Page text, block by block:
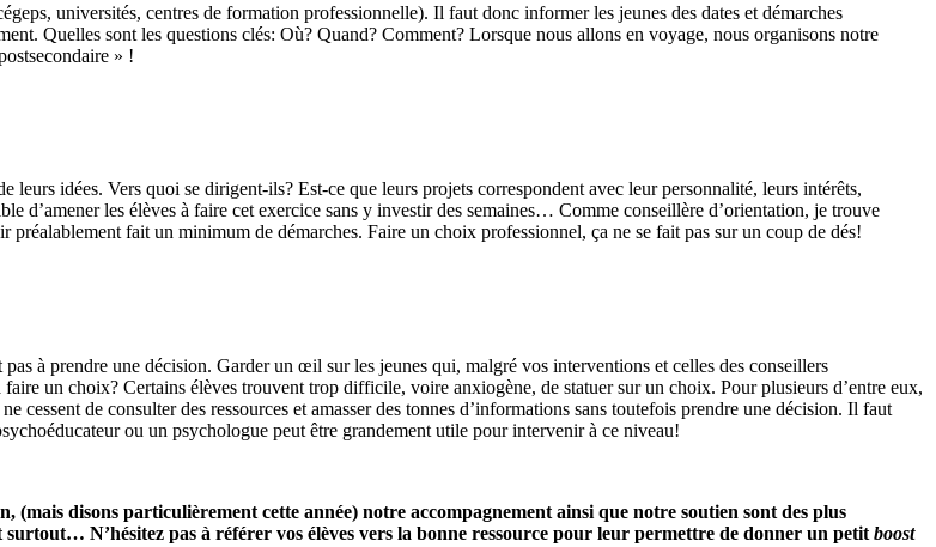
universités, centres de formation professionnelle). Il faut donc informer les jeunes des dates et démarches
Quelles sont les questions clés: Où? Quand? Comment? Lorsque nous allons en voyage, nous organisons notre
» !
leurs idées. Vers quoi se dirigent-ils? Est-ce que leurs projets correspondent avec leur personnalité, leurs intérêts,
d’amener les élèves à faire cet exercice sans y investir des semaines… Comme conseillère d’orientation, je trouve
fait un minimum de démarches. Faire un choix professionnel, ça ne se fait pas sur un coup de dés!
pas à prendre une décision. Garder un œil sur les jeunes qui, malgré vos interventions et celles des conseillers
un choix? Certains élèves trouvent trop difficile, voire anxiogène, de statuer sur un choix. Pour plusieurs d’entre eux,
cessent de consulter des ressources et amasser des tonnes d’informations sans toutefois prendre une décision. Il faut
ou un psychologue peut être grandement utile pour intervenir à ce niveau!
(mais disons particulièrement cette année) notre accompagnement ainsi que notre soutien sont des plus
N’hésitez pas à référer vos élèves vers la bonne ressource pour leur permettre de donner un petit boost